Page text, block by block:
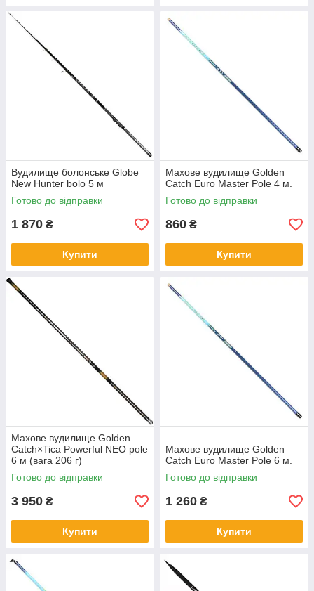
Вудилище болонське Globe
New Hunter bolo 5 м
Готово до відправки
1 870 ₴
Купити
Махове вудилище Golden
Catch Euro Master Pole 4 м.
Готово до відправки
860 ₴
Купити
Махове вудилище Golden
Catch×Tica Powerful NEO polе
6 м (вага 206 г)
Готово до відправки
3 950 ₴
Купити
Махове вудилище Golden
Catch Euro Master Pole 6 м.
Готово до відправки
1 260 ₴
Купити